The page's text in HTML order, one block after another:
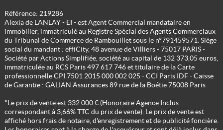
Référence: 219286
Alexia de LANLAY - EI - est Agent Commercial mandataire en
immobilier, immatriculé au Registre Spécial des Agents Commerciaux
du Tribunal de Commerce de Rambouillet sous le n°791459571. Siège
social du mandant : effiCity, 48 avenue de Villiers - 75017 PARIS -
Société par Actions Simplifiée, société au capital de 132 373,05 euros,
immatriculée au RCS Paris 497 617 746 et titulaire de la Carte
professionnelle CPI 7501 2015 000 002 025 - CCI Paris IDF - Caisse
de Garantie : GALIAN Assurances 89 rue de la Boétie 75008 Paris
*Le prix de vente est 332 000 € (Honoraire Agence Inclus
correspondant à 3,66% TTC du prix de vente). Le prix de vente est
affiché hors frais de notaire, d'enregistrement et de publicité foncière.